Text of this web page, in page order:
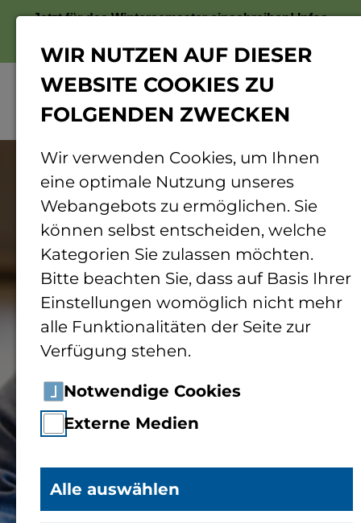
Jetzt für das Wintersemester einschreiben!Infos
WIR NUTZEN AUF DIESER
WEBSITE COOKIES ZU
FOLGENDEN ZWECKEN
Wir verwenden Cookies, um Ihnen
eine optimale Nutzung unseres
Webangebots zu ermöglichen. Sie
können selbst entscheiden, welche
Kategorien Sie zulassen möchten.
Bitte beachten Sie, dass auf Basis Ihrer
Einstellungen womöglich nicht mehr
alle Funktionalitäten der Seite zur
Verfügung stehen.
Notwendige Cookies
Externe Medien
Alle auswählen